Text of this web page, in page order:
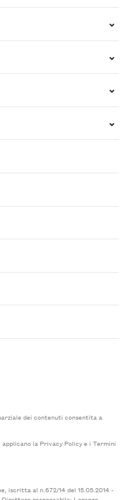
dei contenuti consentita a
la Privacy Policye i Termini
iscritta al n.672/14 del 15.05.2014 -